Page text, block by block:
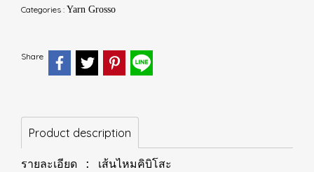
Categories : Yarn Grosso
Share
Product description
รายละเอียด : เส้นไหมคิบิโสะ